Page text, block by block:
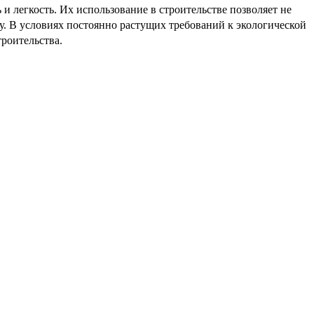
Их использование в строительстве позволяет не
В условиях постоянно растущих требований к экологической